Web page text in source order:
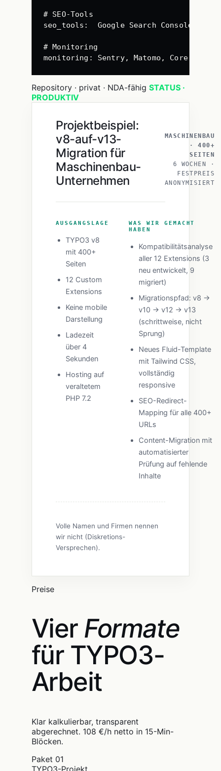
# SEO-Tools
seo_tools : Google Search Console,
# Monitoring
monitoring : Sentry, Matomo, Core Web
Repository · privat · NDA-fähig STATUS ·
PRODUKTIV
Projektbeispiel:
v8-auf-v13-
Migration für
Maschinenbau-
Unternehmen
MASCHINENBAU
· 400+
SEITEN
6 WOCHEN ·
FESTPREIS
ANONYMISIERT
AUSGANGSLAGE
TYPO3 v8
mit 400+
Seiten
12 Custom
Extensions
Keine mobile
Darstellung
Ladezeit
über 4
Sekunden
Hosting auf
veraltetem
PHP 7.2
WAS WIR GEMACHT
HABEN
Kompatibilitätsanalyse
aller 12 Extensions (3
neu entwickelt, 9
migriert)
Migrationspfad: v8 →
v10 → v12 → v13
(schrittweise, nicht
Sprung)
Neues Fluid-Template
mit Tailwind CSS,
vollständig
responsive
SEO-Redirect-
Mapping für alle 400+
URLs
Content-Migration mit
automatisierter
Prüfung auf fehlende
Inhalte
Volle Namen und Firmen nennen
wir nicht (Diskretions-
Versprechen).
Preise
Vier Formate
für TYPO3-
Arbeit
Klar kalkulierbar, transparent
abgerechnet. 108 €/h netto in 15-Min-
Blöcken.
Paket 01
TYPO3-Projekt